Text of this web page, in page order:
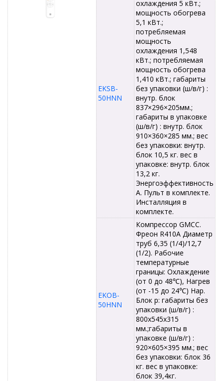
EKSB-
50HNN
охлаждения 5 кВт.;
мощность обогрева
5,1 кВт.;
потребляемая
мощность
охлаждения 1,548
кВт.; потребляемая
мощность обогрева
1,410 кВт.; габариты
без упаковки (ш/в/г) :
внутр. блок
837×296×205мм.;
габариты в упаковке
(ш/в/г) : внутр. блок
910×360×285 мм.; вес
без упаковки: внутр.
блок 10,5 кг. вес в
упаковке: внутр. блок
13,2 кг.
Энергоэффективность
А. Пульт в комплекте.
Инсталляция в
комплекте.
EKOB-
50HNN
Компрессор GMCC.
Фреон R410A Диаметр
труб 6,35 (1/4)/12,7
(1/2). Рабочие
температурные
границы: Охлаждение
(от 0 до 48℃), Нагрев
(от -15 до 24℃) Нар.
Блок р: габариты без
упаковки (ш/в/г) :
800x545x315
мм.;габариты в
упаковке (ш/в/г) :
920×605×395 мм.; вес
без упаковки: блок 36
кг. вес в упаковке:
блок 39,4кг.